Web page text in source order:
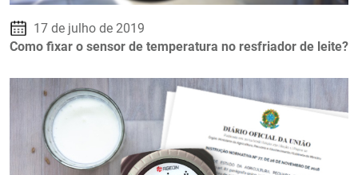
17 de julho de 2019
Como fixar o sensor de temperatura no resfriador de leite?